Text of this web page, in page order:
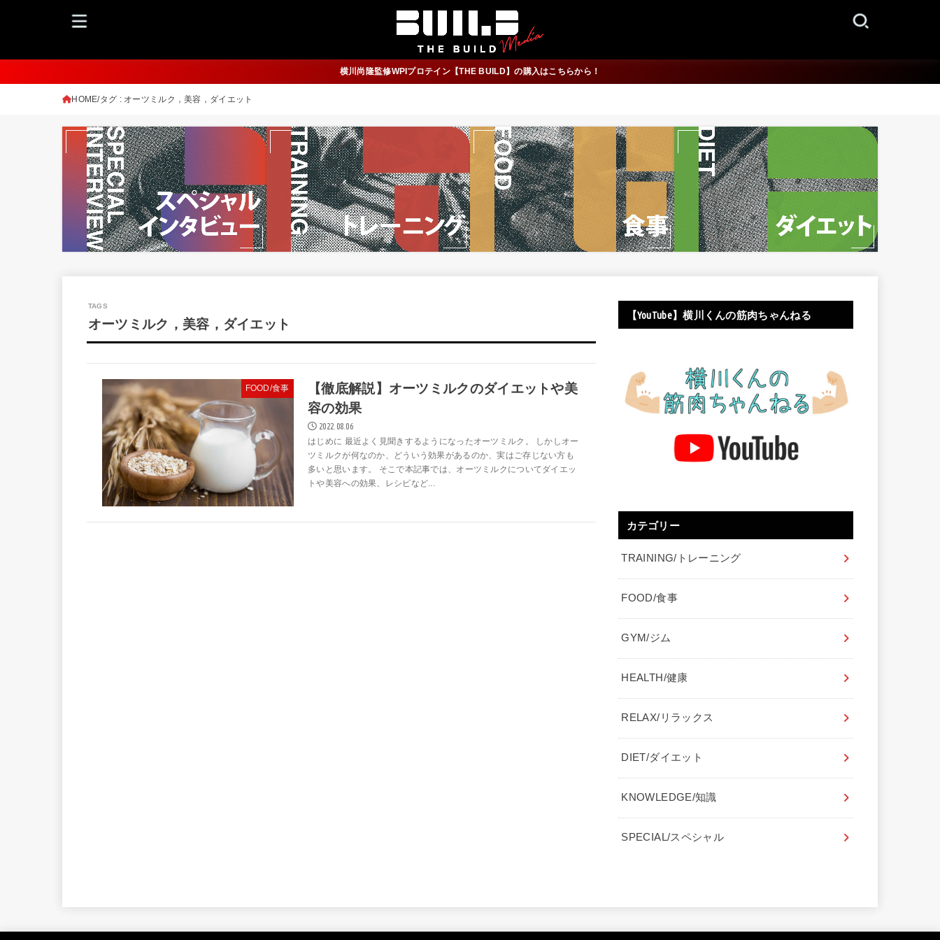
横川尚隆監修WPIプロテイン【THE BUILD】の購入はこちらから！
HOME タグ : オーツミルク，美容，ダイエット
オーツミルク，美容，ダイエット
FOOD/食事
【徹底解説】オーツミルクのダイエットや美
容の効果
2022.08.06
はじめに 最近よく見聞きするようになったオーツミルク。 しかしオー
ツミルクが何なのか、どういう効果があるのか、実はご存じない方も
多いと思います。 そこで本記事では、オーツミルクについてダイエッ
トや美容への効果、レシピなど...
【YouTube】横川くんの筋肉ちゃんねる
カテゴリー
TRAINING/トレーニング
FOOD/食事
GYM/ジム
HEALTH/健康
RELAX/リラックス
DIET/ダイエット
KNOWLEDGE/知識
SPECIAL/スペシャル